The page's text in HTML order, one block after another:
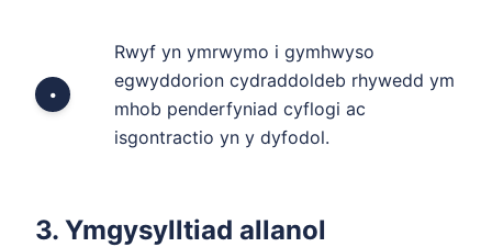
•
Rwyf yn ymrwymo i gymhwyso
egwyddorion cydraddoldeb rhywedd ym
mhob penderfyniad cyflogi ac
isgontractio yn y dyfodol.
3. Ymgysylltiad allanol